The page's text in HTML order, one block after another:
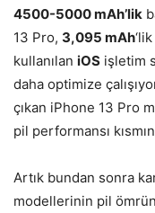
4500-5000 mAh’lik
13 Pro, 3,095 mAh
kullanılan iOS işletim
daha optimize
çıkan iPhone 13 Pro
pil performansı
Artık bundan sonra
modellerinin pil